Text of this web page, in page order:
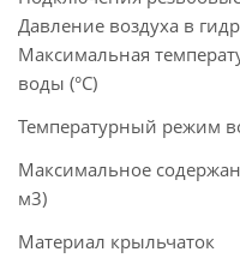
Давление воздуха в
Максимальная
воды (°С)
Температурный режим
Максимальное
м3)
Материал крыльчаток